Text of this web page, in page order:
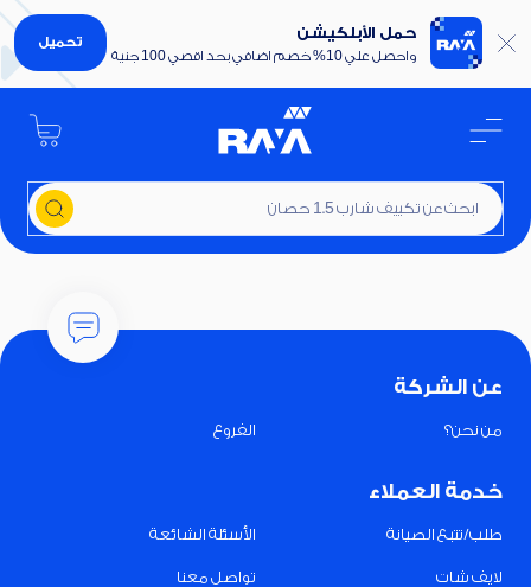
حمل الأبلكيشن
واحصل علي 10% خصم اضافي بحد اقصي 100 جنية
تحميل
ابحث عن تكييف شارب 1.5 حصان
عن الشركة
من نحن؟ الفروع
خدمة العملاء
طلب/تتبع الصيانة الأسئلة الشائعة
لايف شات تواصل معنا